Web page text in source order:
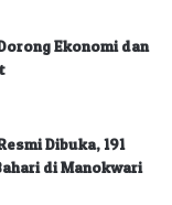
Ekonomi dan
Dibuka, 191
di Manokwari